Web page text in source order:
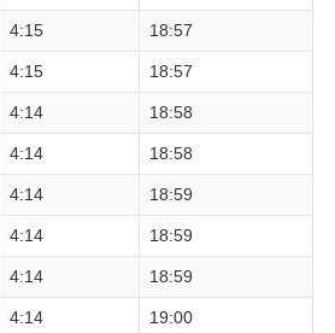
4:15 18:57
4:15 18:57
4:14 18:58
4:14 18:58
4:14 18:59
4:14 18:59
4:14 18:59
4:14 19:00